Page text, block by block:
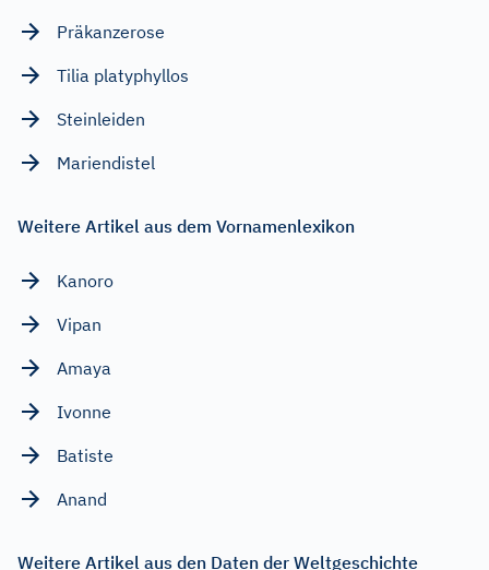
Präkanzerose
Tilia platyphyllos
Steinleiden
Mariendistel
Weitere Artikel aus dem Vornamenlexikon
Kanoro
Vipan
Amaya
Ivonne
Batiste
Anand
Weitere Artikel aus den Daten der Weltgeschichte